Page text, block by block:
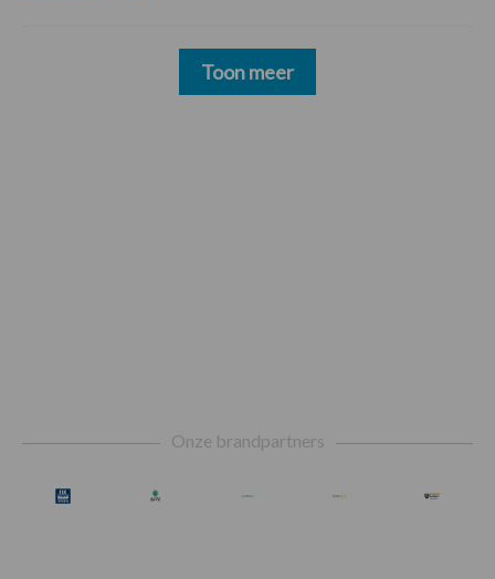
Toon meer
Onze brandpartners